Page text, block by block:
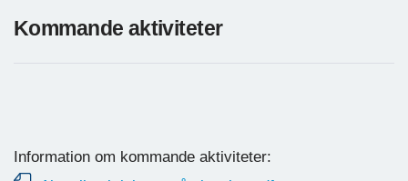
Kommande aktiviteter
Information om kommande aktiviteter: